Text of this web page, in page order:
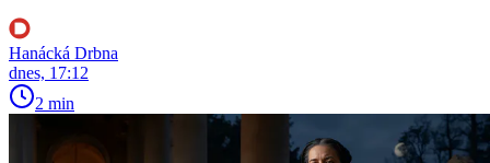
Hanácká Drbna
dnes, 17:12
2 min